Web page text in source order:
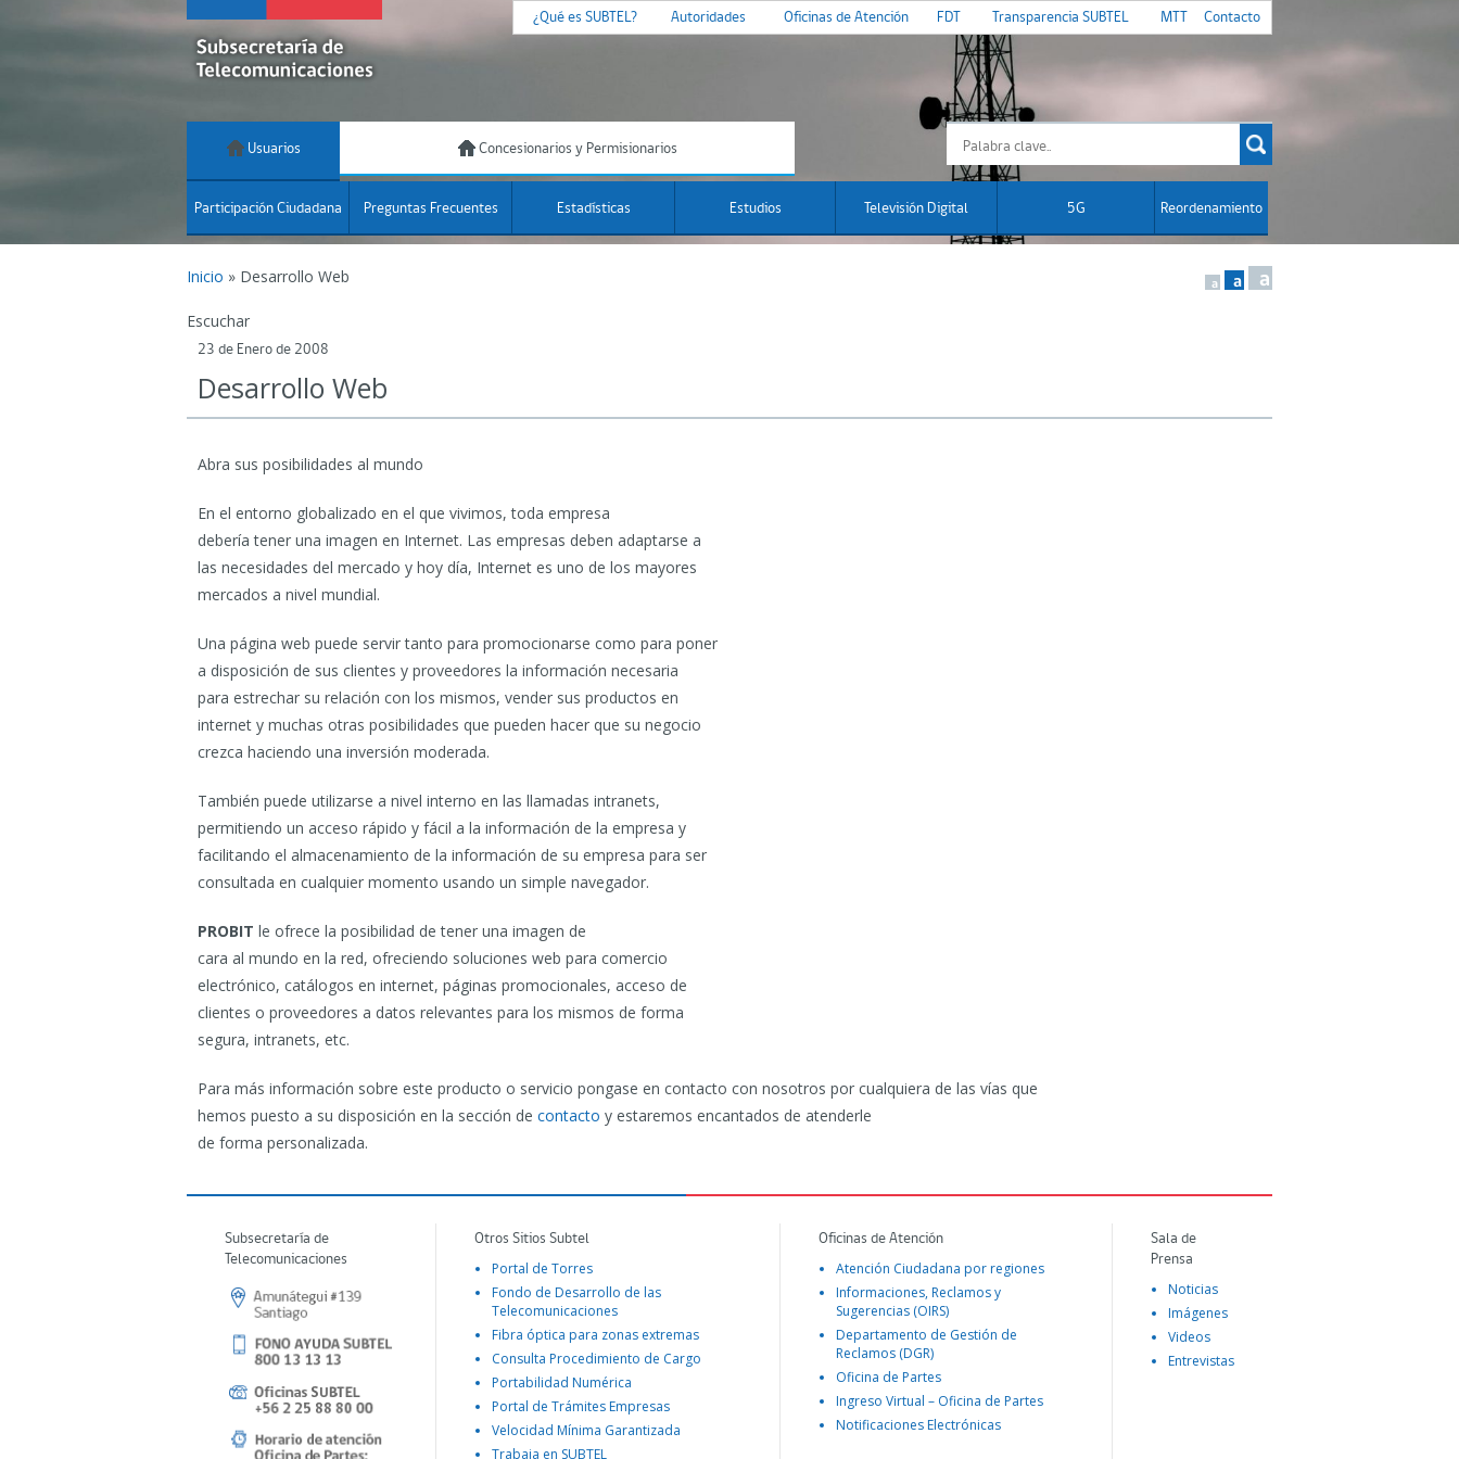
¿Qué es SUBTEL? Autoridades Oficinas de Atención FDT Transparencia SUBTEL MTT Contacto
Usuarios Concesionarios y Permisionarios
Participación Ciudadana Preguntas Frecuentes Estadísticas Estudios Televisión Digital 5G Reordenamiento
Inicio » Desarrollo Web a a a
Escuchar
23 de Enero de 2008
Desarrollo Web
Abra sus posibilidades al mundo
En el entorno globalizado en el que vivimos, toda empresa
debería tener una imagen en Internet. Las empresas deben adaptarse a
las necesidades del mercado y hoy día, Internet es uno de los mayores
mercados a nivel mundial.
Una página web puede servir tanto para promocionarse como para poner
a disposición de sus clientes y proveedores la información necesaria
para estrechar su relación con los mismos, vender sus productos en
internet y muchas otras posibilidades que pueden hacer que su negocio
crezca haciendo una inversión moderada.
También puede utilizarse a nivel interno en las llamadas intranets,
permitiendo un acceso rápido y fácil a la información de la empresa y
facilitando el almacenamiento de la información de su empresa para ser
consultada en cualquier momento usando un simple navegador.
PROBIT le ofrece la posibilidad de tener una imagen de
cara al mundo en la red, ofreciendo soluciones web para comercio
electrónico, catálogos en internet, páginas promocionales, acceso de
clientes o proveedores a datos relevantes para los mismos de forma
segura, intranets, etc.
Para más información sobre este producto o servicio pongase en contacto con nosotros por cualquiera de las vías que
hemos puesto a su disposición en la sección de contacto y estaremos encantados de atenderle
de forma personalizada.
Subsecretaría de
Telecomunicaciones
Otros Sitios Subtel
Portal de Torres
Fondo de Desarrollo de las
Telecomunicaciones
Fibra óptica para zonas extremas
Consulta Procedimiento de Cargo
Portabilidad Numérica
Portal de Trámites Empresas
Velocidad Mínima Garantizada
Trabaja en SUBTEL
Oficinas de Atención
Atención Ciudadana por regiones
Informaciones, Reclamos y
Sugerencias (OIRS)
Departamento de Gestión de
Reclamos (DGR)
Oficina de Partes
Ingreso Virtual – Oficina de Partes
Notificaciones Electrónicas
Sala de
Prensa
Noticias
Imágenes
Videos
Entrevistas